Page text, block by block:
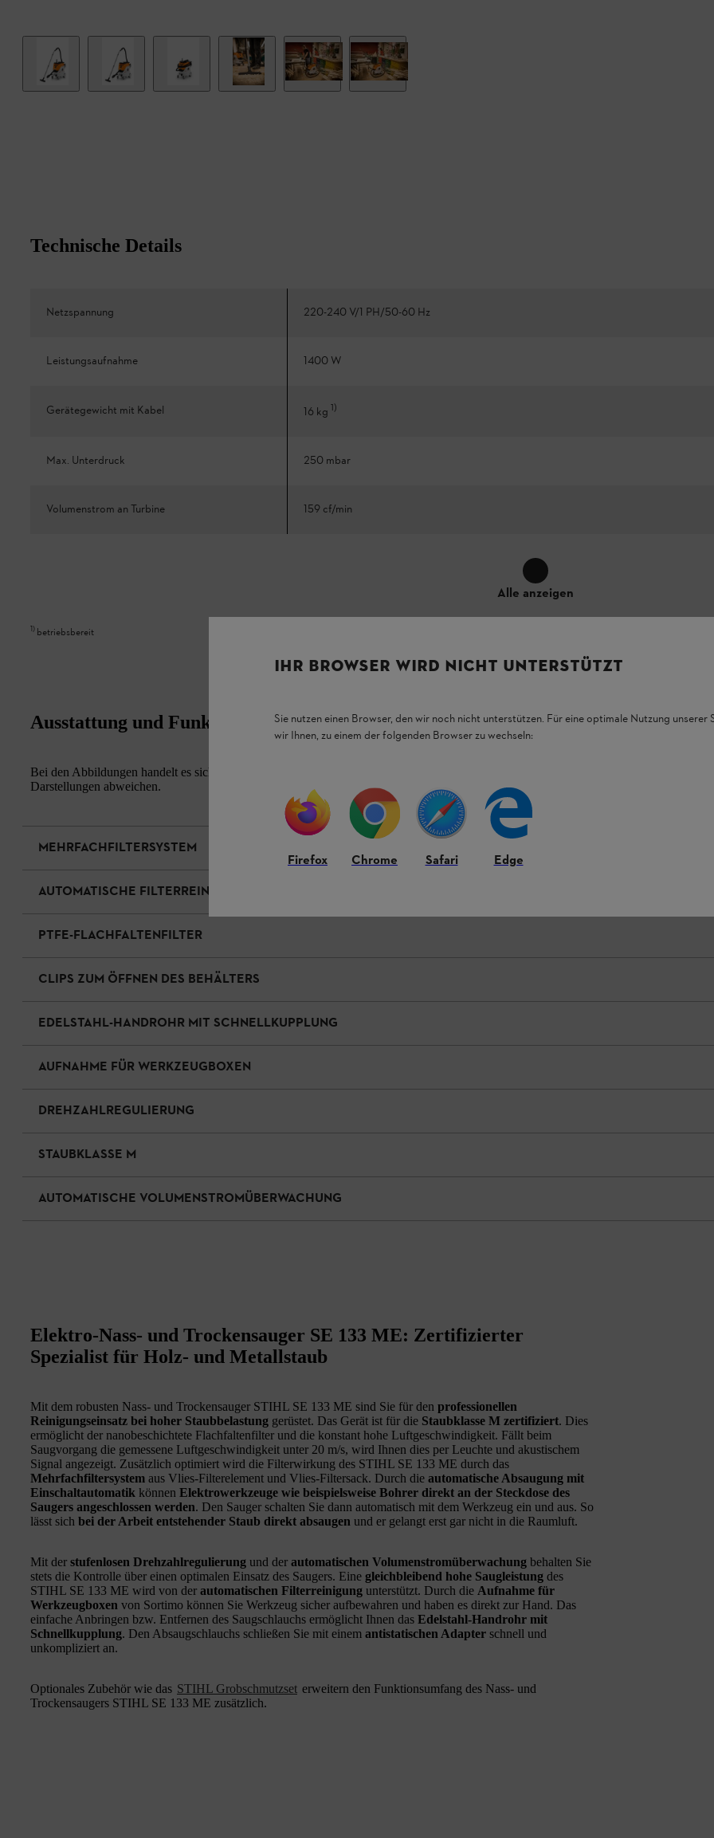
Technische Details
Netzspannung 220-240 V/1 PH/50-60 Hz
Leistungsaufnahme 1400 W
Gerätegewicht mit Kabel 16 kg 1)
Max. Unterdruck 250 mbar
Volumenstrom an Turbine 159 cf/min
Alle anzeigen
1) betriebsbereit
Ausstattung und Funktion
Bei den Abbildungen handelt es sich um Musterfotos. Aussehen und die konkrete Anbringung der Ausstattungsmerkmale am Produkt
Darstellungen abweichen.
MEHRFACHFILTERSYSTEM
AUTOMATISCHE FILTERREINIGUNG
PTFE-FLACHFALTENFILTER
CLIPS ZUM ÖFFNEN DES BEHÄLTERS
EDELSTAHL-HANDROHR MIT SCHNELLKUPPLUNG
AUFNAHME FÜR WERKZEUGBOXEN
DREHZAHLREGULIERUNG
STAUBKLASSE M
AUTOMATISCHE VOLUMENSTROMÜBERWACHUNG
Elektro-Nass- und Trockensauger SE 133 ME: Zertifizierter
Spezialist für Holz- und Metallstaub
Mit dem robusten Nass- und Trockensauger STIHL SE 133 ME sind Sie für den professionellen
Reinigungseinsatz bei hoher Staubbelastung gerüstet. Das Gerät ist für die Staubklasse M zertifiziert. Dies
ermöglicht der nanobeschichtete Flachfaltenfilter und die konstant hohe Luftgeschwindigkeit. Fällt beim
Saugvorgang die gemessene Luftgeschwindigkeit unter 20 m/s, wird Ihnen dies per Leuchte und akustischem
Signal angezeigt. Zusätzlich optimiert wird die Filterwirkung des STIHL SE 133 ME durch das
Mehrfachfiltersystem aus Vlies-Filterelement und Vlies-Filtersack. Durch die automatische Absaugung mit
Einschaltautomatik können Elektrowerkzeuge wie beispielsweise Bohrer direkt an der Steckdose des
Saugers angeschlossen werden. Den Sauger schalten Sie dann automatisch mit dem Werkzeug ein und aus. So
lässt sich bei der Arbeit entstehender Staub direkt absaugen und er gelangt erst gar nicht in die Raumluft.
Mit der stufenlosen Drehzahlregulierung und der automatischen Volumenstromüberwachung behalten Sie
stets die Kontrolle über einen optimalen Einsatz des Saugers. Eine gleichbleibend hohe Saugleistung des
STIHL SE 133 ME wird von der automatischen Filterreinigung unterstützt. Durch die Aufnahme für
Werkzeugboxen von Sortimo können Sie Werkzeug sicher aufbewahren und haben es direkt zur Hand. Das
einfache Anbringen bzw. Entfernen des Saugschlauchs ermöglicht Ihnen das Edelstahl-Handrohr mit
Schnellkupplung. Den Absaugschlauchs schließen Sie mit einem antistatischen Adapter schnell und
unkompliziert an.
Optionales Zubehör wie das STIHL Grobschmutzset erweitern den Funktionsumfang des Nass- und
Trockensaugers STIHL SE 133 ME zusätzlich.
IHR BROWSER WIRD NICHT UNTERSTÜTZT
Sie nutzen einen Browser, den wir noch nicht unterstützen. Für eine optimale Nutzung unserer
wir Ihnen, zu einem der folgenden Browser zu wechseln:
Firefox Chrome Safari Edge